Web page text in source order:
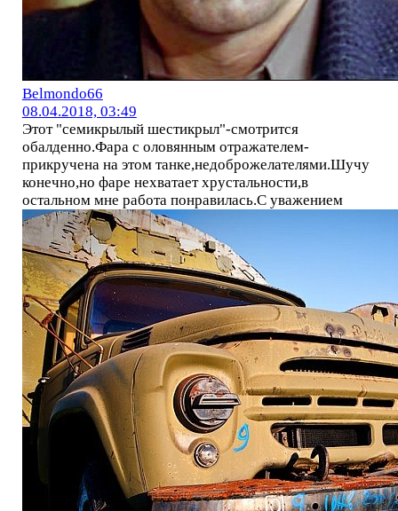
Belmondo66
08.04.2018, 03:49
Этот "семикрылый шестикрыл"-смотрится
обалденно.Фара с оловянным отражателем-
прикручена на этом танке,недоброжелателями.Шучу
конечно,но фаре нехватает хрустальности,в
остальном мне работа понравилась.С уважением